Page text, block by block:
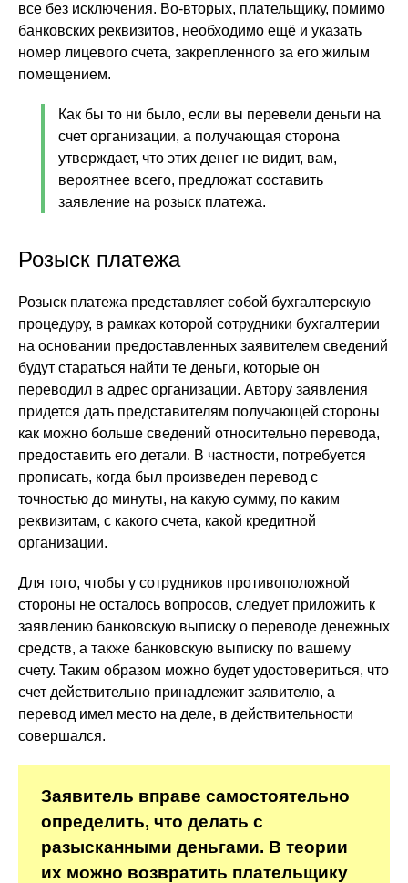
все без исключения. Во-вторых, плательщику, помимо
банковских реквизитов, необходимо ещё и указать
номер лицевого счета, закрепленного за его жилым
помещением.
Как бы то ни было, если вы перевели деньги на
счет организации, а получающая сторона
утверждает, что этих денег не видит, вам,
вероятнее всего, предложат составить
заявление на розыск платежа.
Розыск платежа
Розыск платежа представляет собой бухгалтерскую
процедуру, в рамках которой сотрудники бухгалтерии
на основании предоставленных заявителем сведений
будут стараться найти те деньги, которые он
переводил в адрес организации. Автору заявления
придется дать представителям получающей стороны
как можно больше сведений относительно перевода,
предоставить его детали. В частности, потребуется
прописать, когда был произведен перевод с
точностью до минуты, на какую сумму, по каким
реквизитам, с какого счета, какой кредитной
организации.
Для того, чтобы у сотрудников противоположной
стороны не осталось вопросов, следует приложить к
заявлению банковскую выписку о переводе денежных
средств, а также банковскую выписку по вашему
счету. Таким образом можно будет удостовериться, что
счет действительно принадлежит заявителю, а
перевод имел место на деле, в действительности
совершался.
Заявитель вправе самостоятельно
определить, что делать с
разысканными деньгами. В теории
их можно возвратить плательщику